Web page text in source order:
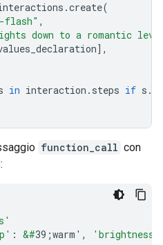
.create(
flash" ,
down to a romantic
],
in interaction . steps if s .
function_call con
:
: &#39;warm' , 'brightness'